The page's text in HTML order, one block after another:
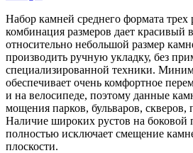
Набор камней среднего формата трех
комбинация размеров дает красивый
относительно небольшой размер
производить ручную укладку, без
специализированной техники.
обеспечивает очень комфортное
и на велосипеде, поэтому данные
мощения парков, бульваров, скверов,
Наличие широких рустов на боковой
полностью исключает смещение
плоскости.